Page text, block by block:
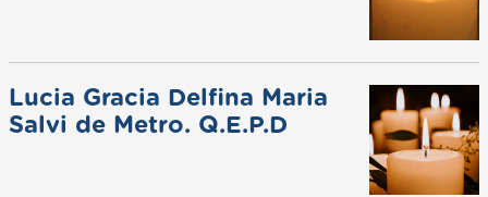
Lucia Gracia Delfina Maria
Salvi de Metro. Q.E.P.D